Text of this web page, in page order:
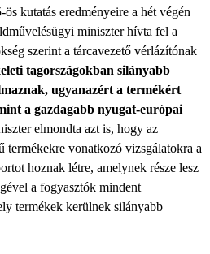
kutatás eredményeire a hét végén
miniszter hívta fel a
szerint a tárcavezető vérlázítónak
tagországokban silányabb
ugyanazért a termékért
a gazdagabb nyugat-európai
elmondta azt is, hogy az
termékekre vonatkozó vizsgálatokra a
hoznak létre, amelynek része lesz
a fogyasztók mindent
termékek kerülnek silányabb